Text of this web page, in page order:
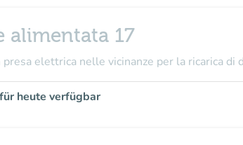
alimentata 17
presa elettrica nelle vicinanze per la ricarica di
heute verfügbar